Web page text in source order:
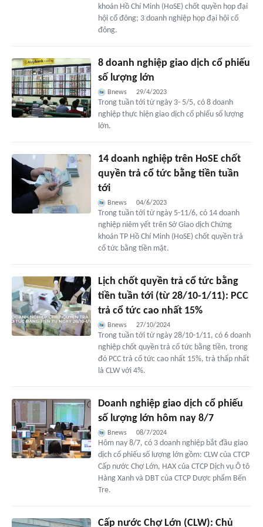
khoán Hồ Chí Minh (HoSE) chốt quyền họp đại
hội cổ đông; 3 doanh nghiệp họp đại hội cổ
đông.
8 doanh nghiệp giao dịch cổ phiếu
số lượng lớn
Bnews 29/4/2023
Trong tuần tới từ ngày 3- 5/5, có 8 doanh
nghiệp thực hiện giao dịch cổ phiếu số lượng
lớn.
14 doanh nghiệp trên HoSE chốt
quyền trả cổ tức bằng tiền tuần
tới
Bnews 04/6/2023
Trong tuần tới từ ngày 5-11/6, có 14 doanh
nghiệp niêm yết trên Sở Giao dịch Chứng
khoán TP Hồ Chí Minh (HoSE) chốt quyền trả
cổ tức bằng tiền mặt.
Lịch chốt quyền trả cổ tức bằng
tiền tuần tới (từ 28/10-1/11): PCC
trả cổ tức cao nhất 15%
Bnews 27/10/2024
Trong tuần tới từ ngày 28/10-1/11, có 6 doanh
nghiệp chốt quyền trả cổ tức bằng tiền, trong
đó PCC trả cổ tức cao nhất 15%, trả thấp nhất
là CLW với 4%.
Doanh nghiệp giao dịch cổ phiếu
số lượng lớn hôm nay 8/7
Bnews 08/7/2024
Hôm nay 8/7, có 3 doanh nghiệp bắt đầu giao
dịch cổ phiếu số lượng lớn gồm: CLW của CTCP
Cấp nước Chợ Lớn, HAX của CTCP Dịch vụ Ô tô
Hàng Xanh và DBT của CTCP Dược phẩm Bến
Tre.
Cấp nước Chợ Lớn (CLW): Chủ